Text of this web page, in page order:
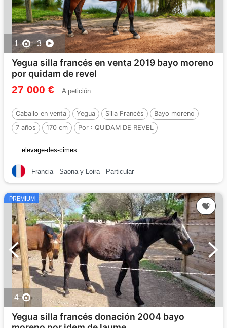
1 3
Yegua silla francés en venta 2019 bayo moreno
por quidam de revel
27 000 € A petición
Caballo en venta Yegua Silla Francés
Bayo moreno
7 años
170 cm Por : QUIDAM DE REVEL
elevage-des-cimes
Francia Saona y Loira Particular
PREMIUM
4
Yegua silla francés donación 2004 bayo